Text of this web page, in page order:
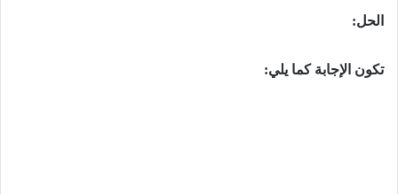
الحل:
تكون الإجابة كما يلي: